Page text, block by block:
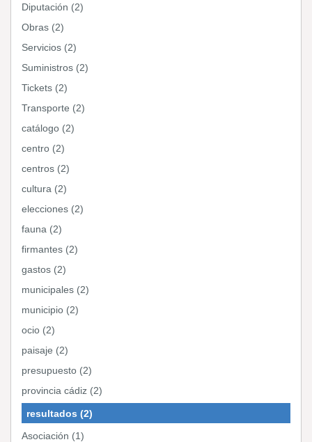
Diputación (2)
Obras (2)
Servicios (2)
Suministros (2)
Tickets (2)
Transporte (2)
catálogo (2)
centro (2)
centros (2)
cultura (2)
elecciones (2)
fauna (2)
firmantes (2)
gastos (2)
municipales (2)
municipio (2)
ocio (2)
paisaje (2)
presupuesto (2)
provincia cádiz (2)
resultados (2)
Asociación (1)